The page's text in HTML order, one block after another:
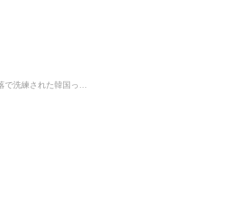
で洗練された韓国っ…